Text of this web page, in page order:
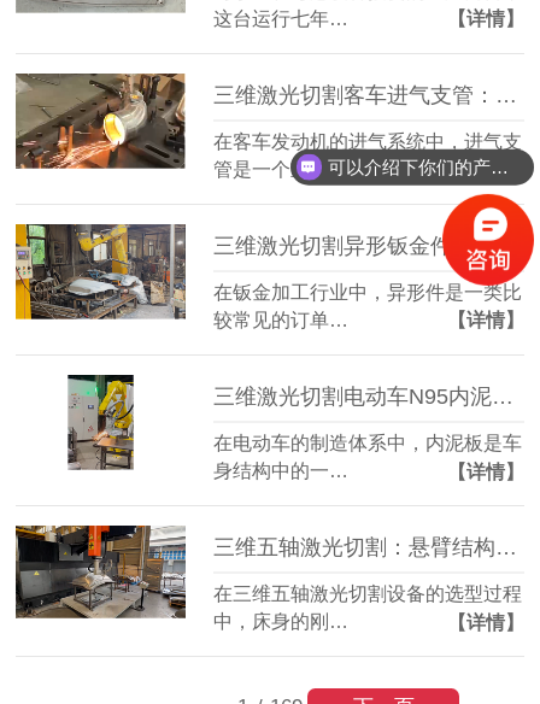
这台运行七年…
【详情】
三维激光切割客车进气支管：复杂管件精准成型
在客车发动机的进气系统中，进气支
管是一个重要…
【详情】
三维激光切割异形钣金件：复杂轮廓一机成型
在钣金加工行业中，异形件是一类比
较常见的订单…
【详情】
三维激光切割电动车N95内泥板：复杂曲面准确成型
在电动车的制造体系中，内泥板是车
身结构中的一…
【详情】
三维五轴激光切割：悬臂结构全铸件床身，搭配柏楚系统更实用
在三维五轴激光切割设备的选型过程
中，床身的刚…
【详情】
可以介绍下你们的产品么？